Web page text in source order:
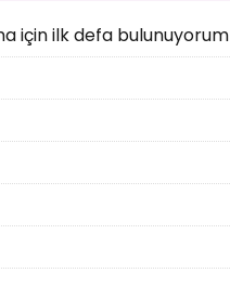
için ilk defa bulunuyorum